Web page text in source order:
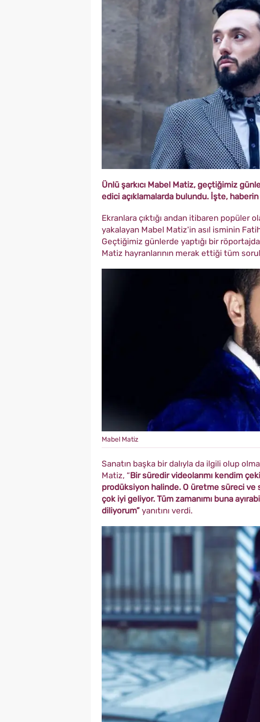
Ünlü şarkıcı Mabel Matiz, geçtiğimiz
edici açıklamalarda bulundu. İşte, haberin
Ekranlara çıktığı andan itibaren popüler
yakalayan Mabel Matiz'in asıl isminin
Geçtiğimiz günlerde yaptığı bir
Matiz hayranlarının merak ettiği tüm
Mabel Matiz
Sanatın başka bir dalıyla da ilgili olup
Matiz, “Bir süredir videolarımı kendim
prodüksiyon halinde. O üretme süreci
çok iyi geliyor. Tüm zamanımı buna
diliyorum” yanıtını verdi.